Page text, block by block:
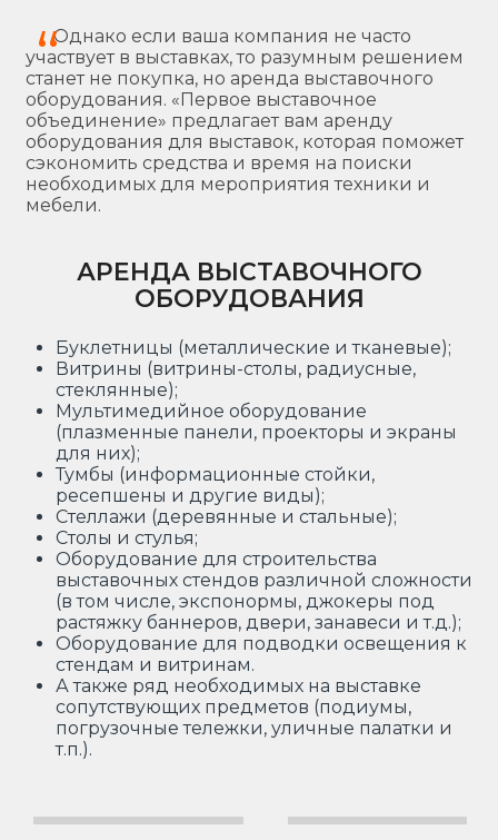
Однако если ваша компания не часто
участвует в выставках, то разумным решением
станет не покупка, но аренда выставочного
оборудования. «Первое выставочное
объединение» предлагает вам аренду
оборудования для выставок, которая поможет
сэкономить средства и время на поиски
необходимых для мероприятия техники и
мебели.
АРЕНДА ВЫСТАВОЧНОГО
ОБОРУДОВАНИЯ
Буклетницы (металлические и тканевые);
Витрины (витрины-столы, радиусные,
стеклянные);
Мультимедийное оборудование
(плазменные панели, проекторы и экраны
для них);
Тумбы (информационные стойки,
ресепшены и другие виды);
Стеллажи (деревянные и стальные);
Столы и стулья;
Оборудование для строительства
выставочных стендов различной сложности
(в том числе, экспонормы, джокеры под
растяжку баннеров, двери, занавеси и т.д.);
Оборудование для подводки освещения к
стендам и витринам.
А также ряд необходимых на выставке
сопутствующих предметов (подиумы,
погрузочные тележки, уличные палатки и
т.п.).